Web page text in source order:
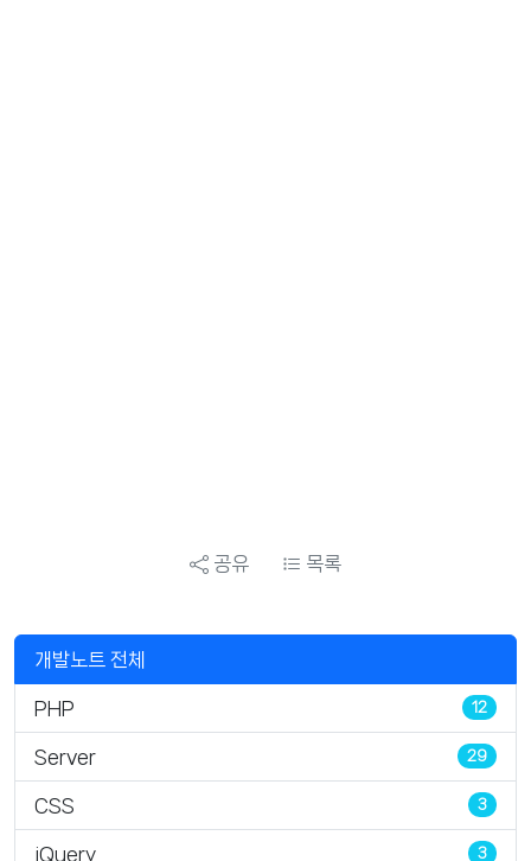
공유 목록
개발노트 전체
PHP 12
Server 29
CSS 3
jQuery 3